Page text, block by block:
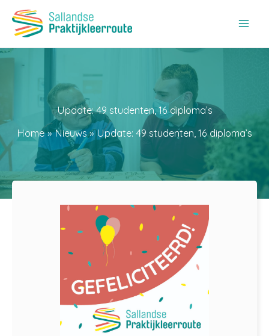
naar
inhoud
Update: 49 studenten, 16 diploma’s
Home
Nieuws Update: 49 studenten, 16 diploma’s